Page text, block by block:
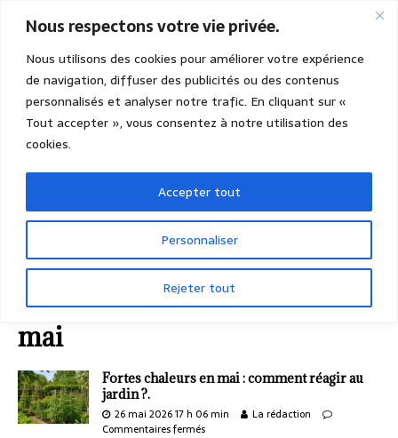
Nous respectons votre vie privée.
Nous utilisons des cookies pour améliorer votre expérience
de navigation, diffuser des publicités ou des contenus
personnalisés et analyser notre trafic. En cliquant sur «
Tout accepter », vous consentez à notre utilisation des
cookies.
Personnaliser
Rejeter tout
Accepter tout
mai
Fortes chaleurs en mai : comment réagir au
jardin ?.
26 mai 2026 17 h 06 min
La rédaction
Commentaires fermés